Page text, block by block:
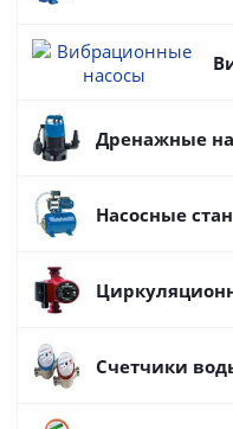
Дренажные
Насосные
Счетчики